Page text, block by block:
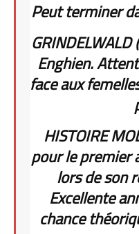
Peut terminer
Enghien.
face aux
HISTOIRE
pour le premier
lors de son
Excellente
chance